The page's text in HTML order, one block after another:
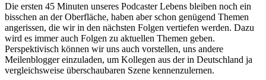
Die ersten 45 Minuten unseres Podcaster Lebens bleiben noch ein
bisschen an der Oberfläche, haben aber schon genügend Themen
angerissen, die wir in den nächsten Folgen vertiefen werden. Dazu
wird es immer auch Folgen zu aktuellen Themen geben.
Perspektivisch können wir uns auch vorstellen, uns andere
Meilenblogger einzuladen, um Kollegen aus der in Deutschland ja
vergleichsweise überschaubaren Szene kennenzulernen.